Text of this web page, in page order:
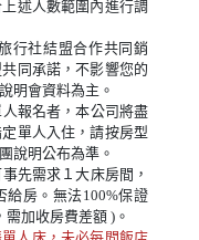
述人數範圍內進行調
行社結盟合作共同銷
同承諾，不影響您的
明會資料為主。
報名者，本公司將盡
單人入住，請按房型
說明公布為準。
先需求１大床房間，
給房。無法100%保證
加收房費差額 )。